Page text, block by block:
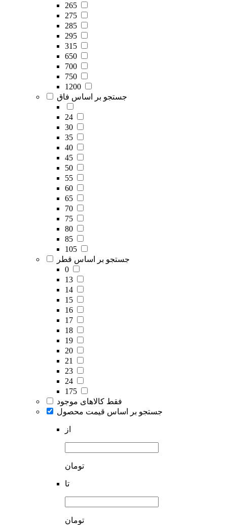
265
275
285
295
315
650
700
750
1200
جستجو بر اساس فاق
24
30
35
40
45
50
55
60
65
70
75
80
85
105
جستجو بر اساس قطر
0
13
14
15
16
17
18
19
20
21
23
24
175
فقط کالاهای موجود
جستجو بر اساس قیمت محصول
از
تومان
تا
تومان